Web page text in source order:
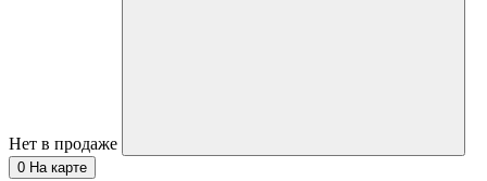
Нет в продаже
0 На карте